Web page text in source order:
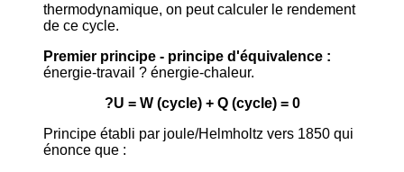
thermodynamique, on peut calculer le rendement
de ce cycle.
Premier principe - principe d'équivalence :
énergie-travail ? énergie-chaleur.
?U = W (cycle) + Q (cycle) = 0
Principe établi par joule/Helmholtz vers 1850 qui
énonce que :